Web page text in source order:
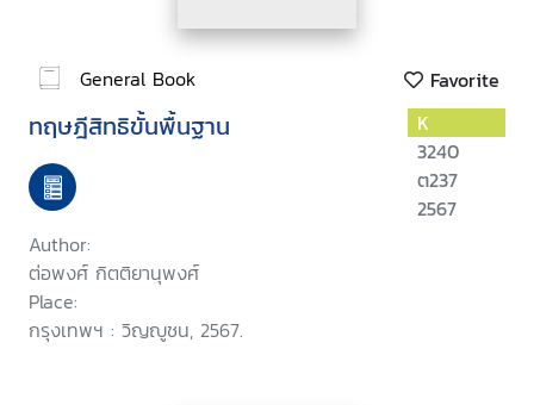
General Book Favorite
ทฤษฎีสิทธิขั้นพื้นฐาน
Author:
ต่อพงศ์ กิตติยานุพงศ์
Place:
กรุงเทพฯ : วิญญูชน, 2567.
K
3240
ต237
2567